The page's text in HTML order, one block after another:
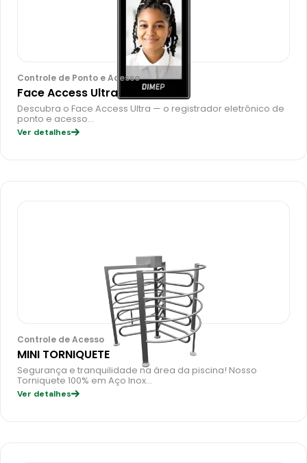
Controle de Ponto e Acesso
Face Access Ultra
Descubra o Face Access Ultra — o registrador eletrônico de
ponto e acesso…
Ver detalhes
Controle de Acesso
MINI TORNIQUETE
Segurança e tranquilidade na área da piscina! Nosso
Torniquete 100% em Aço Inox…
Ver detalhes